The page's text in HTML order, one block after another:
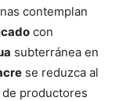
contemplan
con
subterránea en
se reduzca al
productores